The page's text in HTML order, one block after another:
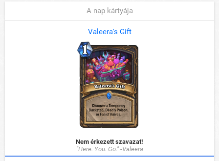
A nap kártyája
Valeera's Gift
Nem érkezett szavazat!
"Here. You. Go." -Valeera